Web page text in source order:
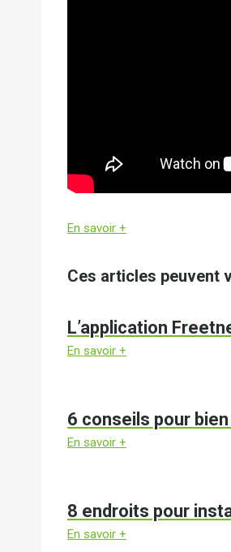
En savoir +
Ces articles peuvent
L’application
En savoir +
6 conseils pour
En savoir +
8 endroits pour
En savoir +